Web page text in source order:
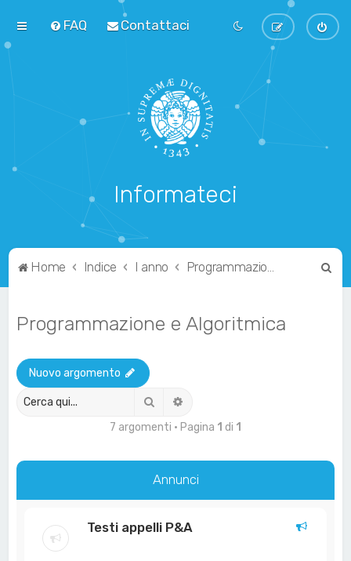
FAQ Contattaci
Informateci
Home Indice I anno Programmazione e Algoritmica
Programmazione e Algoritmica
Nuovo argomento
Cerca
7 argomenti • Pagina 1 di 1
Annunci
Testi appelli P&A